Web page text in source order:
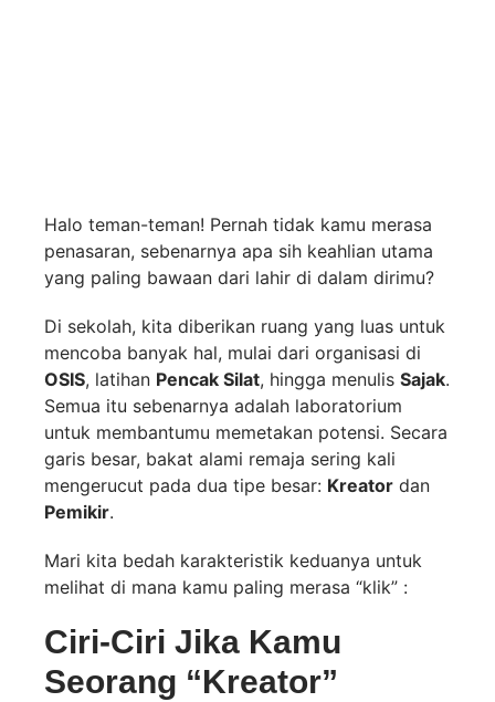
Halo teman-teman! Pernah tidak kamu merasa
penasaran, sebenarnya apa sih keahlian utama
yang paling bawaan dari lahir di dalam dirimu?
Di sekolah, kita diberikan ruang yang luas untuk
mencoba banyak hal, mulai dari organisasi di
OSIS, latihan Pencak Silat, hingga menulis Sajak.
Semua itu sebenarnya adalah laboratorium
untuk membantumu memetakan potensi. Secara
garis besar, bakat alami remaja sering kali
mengerucut pada dua tipe besar: Kreator dan
Pemikir.
Mari kita bedah karakteristik keduanya untuk
melihat di mana kamu paling merasa “klik” :
Ciri-Ciri Jika Kamu
Seorang “Kreator”